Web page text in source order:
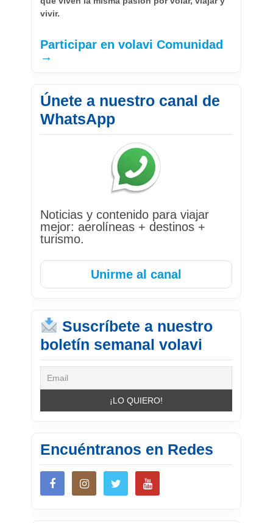
vivir.
Participar en volavi Comunidad
→
Únete a nuestro canal de
WhatsApp
Noticias y contenido para viajar
mejor: aerolíneas + destinos +
turismo.
Unirme al canal
Suscríbete a nuestro
boletín semanal volavi
Encuéntranos en Redes